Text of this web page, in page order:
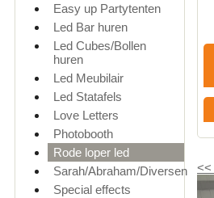
Easy up Partytenten
Led Bar huren
Led Cubes/Bollen
huren
Led Meubilair
Led Statafels
Love Letters
Photobooth
Rode loper led
Sarah/Abraham/Diversen
Special effects
<<